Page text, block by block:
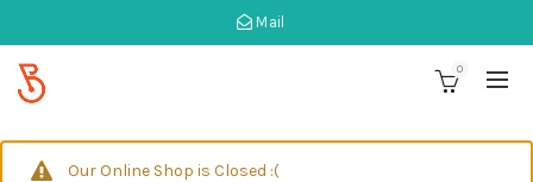
Mail
0
Our Online Shop is Closed :(